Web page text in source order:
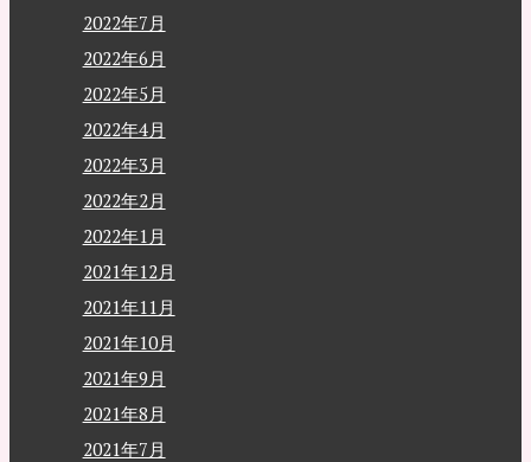
2022年7月
2022年6月
2022年5月
2022年4月
2022年3月
2022年2月
2022年1月
2021年12月
2021年11月
2021年10月
2021年9月
2021年8月
2021年7月